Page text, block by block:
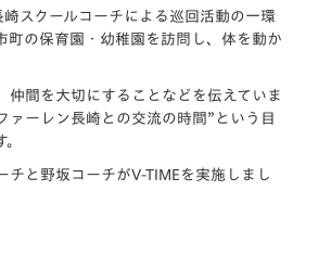
スクールコーチによる巡回活動の一環
町の保育園・幼稚園を訪問し、 体を動か
仲間を大切にすることなどを伝えていま
ァーレン長崎との交流の時間” という目
チと野坂コーチがV-TIMEを実施しまし